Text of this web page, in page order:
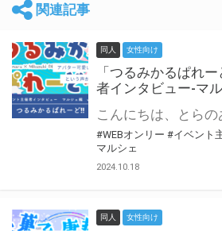
関連記事
同人 女性向け
「つるみかるぱれー
者インタビュー-マ
#WEBオンリー #イベント
マルシェ
2024.10.18
同人 女性向け